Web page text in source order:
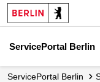
ServicePortal Berlin
ServicePortal Berlin